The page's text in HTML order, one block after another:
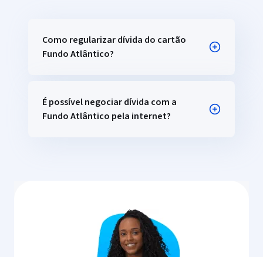
Como regularizar dívida do cartão
Fundo Atlântico?
Cartão Fundo Atlântico: primeiro você
precisa digitar seu CPF e completar o
cadastro no nosso site com os dados
É possível negociar dívida com a
Fundo Atlântico pela internet?
escolher a melhor oportunidade para você,
fechar seu acordo e começar a quitar o